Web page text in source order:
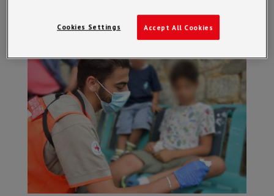
Accept All Cookies
Cookies Settings